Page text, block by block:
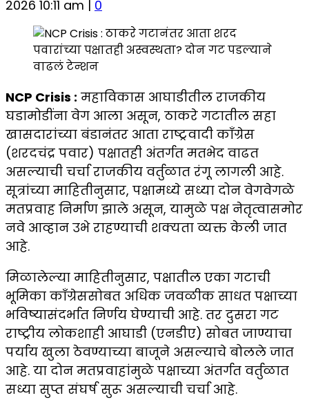
2026 10:11 am | 0
NCP Crisis : महाविकास आघाडीतील राजकीय
घडामोडींना वेग आला असून, ठाकरे गटातील सहा
खासदारांच्या बंडानंतर आता राष्ट्रवादी काँग्रेस
(शरदचंद्र पवार) पक्षातही अंतर्गत मतभेद वाढत
असल्याची चर्चा राजकीय वर्तुळात रंगू लागली आहे.
सूत्रांच्या माहितीनुसार, पक्षामध्ये सध्या दोन वेगवेगळे
मतप्रवाह निर्माण झाले असून, यामुळे पक्ष नेतृत्वासमोर
नवे आव्हान उभे राहण्याची शक्यता व्यक्त केली जात
आहे.
मिळालेल्या माहितीनुसार, पक्षातील एका गटाची
भूमिका काँग्रेससोबत अधिक जवळीक साधत पक्षाच्या
भविष्यासंदर्भात निर्णय घेण्याची आहे. तर दुसरा गट
राष्ट्रीय लोकशाही आघाडी (एनडीए) सोबत जाण्याचा
पर्याय खुला ठेवण्याच्या बाजूने असल्याचे बोलले जात
आहे. या दोन मतप्रवाहांमुळे पक्षाच्या अंतर्गत वर्तुळात
सध्या सुप्त संघर्ष सुरू असल्याची चर्चा आहे.